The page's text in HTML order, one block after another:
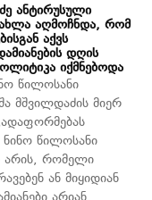
ანტირუსული
ახლა აღმოჩნდა, რომ
აქვს
დღის
იქმნებოდა
წილოსანი
მშვილდაძის მიერ
წილოსანი
არის, რომელი
ან მიყიდიან